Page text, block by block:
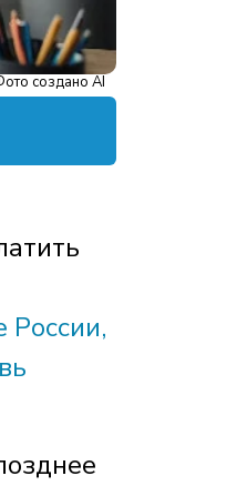
создано AI
России,